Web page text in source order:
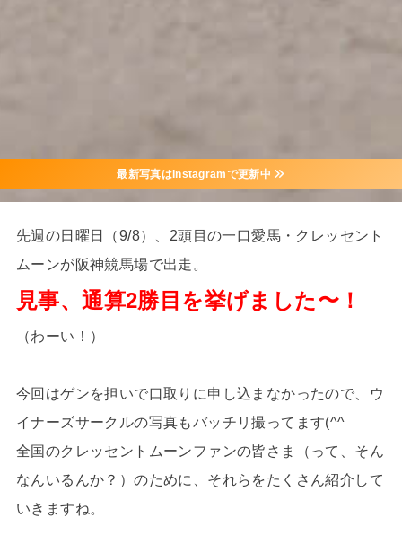
最新写真はInstagramで更新中
先週の日曜日（9/8）、2頭目の一口愛馬・クレッセント
ムーンが阪神競馬場で出走。
見事、通算2勝目を挙げました〜！
（わーい！）
今回はゲンを担いで口取りに申し込まなかったので、ウ
イナーズサークルの写真もバッチリ撮ってます(^^
全国のクレッセントムーンファンの皆さま（って、そん
なんいるんか？）のために、それらをたくさん紹介して
いきますね。